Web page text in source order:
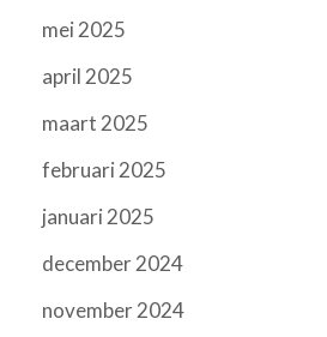
mei 2025
april 2025
maart 2025
februari 2025
januari 2025
december 2024
november 2024